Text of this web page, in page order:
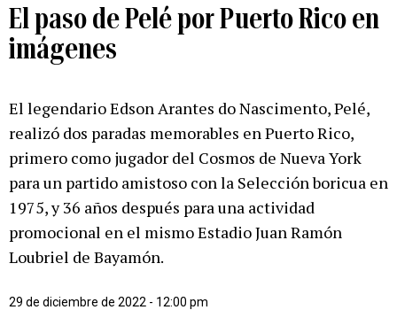
El paso de Pelé por Puerto Rico en
imágenes
El legendario Edson Arantes do Nascimento, Pelé,
realizó dos paradas memorables en Puerto Rico,
primero como jugador del Cosmos de Nueva York
para un partido amistoso con la Selección boricua en
1975, y 36 años después para una actividad
promocional en el mismo Estadio Juan Ramón
Loubriel de Bayamón.
29 de diciembre de 2022 - 12:00 pm